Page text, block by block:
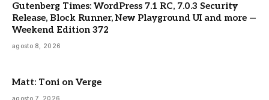
Gutenberg Times: WordPress 7.1 RC, 7.0.3 Security
Release, Block Runner, New Playground UI and more —
Weekend Edition 372
agosto 8, 2026
Matt: Toni on Verge
agosto 7, 2026